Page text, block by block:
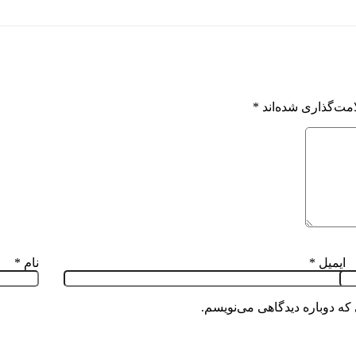
شده‌اند *
نام * ایمیل *
دوباره دیدگاهی می‌نویسم.